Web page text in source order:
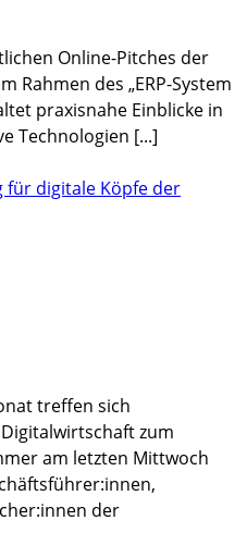
Online-Pitches der
Rahmen des „ERP-System
praxisnahe Einblicke in
Technologien [...]
für digitale Köpfe der
treffen sich
zum
am letzten Mittwoch
der